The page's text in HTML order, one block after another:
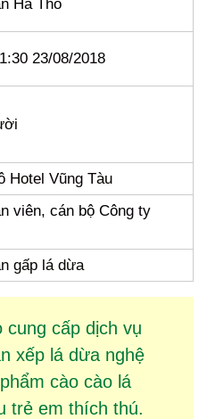
Hà Tho
23/08/2018
Hotel Vũng Tàu
viên, cán bộ Công ty
gấp lá dừa
cung cấp dịch vụ
xếp lá dừanghệ
cào cào lá
trẻ em thích thú.